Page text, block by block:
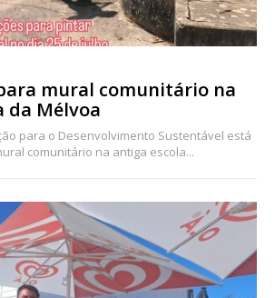
mural comunitário na
da Mélvoa
para o Desenvolvimento Sustentável está
comunitário na antiga escola...